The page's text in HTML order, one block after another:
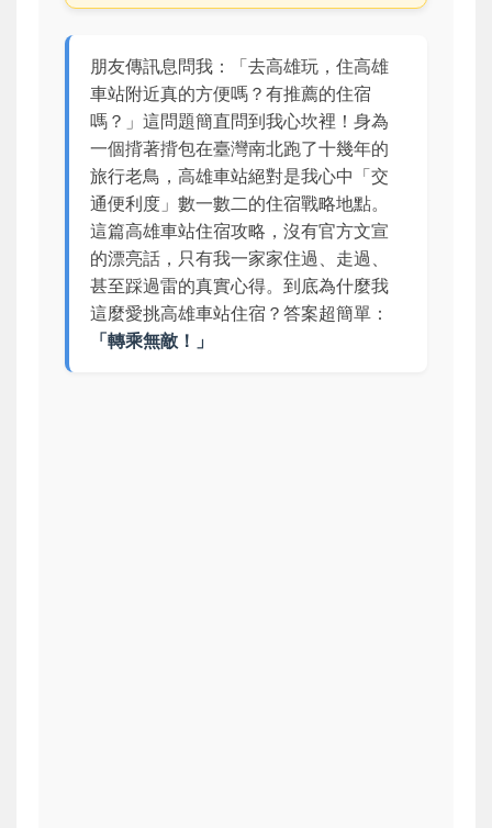
朋友傳訊息問我：「去高雄玩，住高雄
車站附近真的方便嗎？有推薦的住宿
嗎？」這問題簡直問到我心坎裡！身為
一個揹著揹包在臺灣南北跑了十幾年的
旅行老鳥，高雄車站絕對是我心中「交
通便利度」數一數二的住宿戰略地點。
這篇高雄車站住宿攻略，沒有官方文宣
的漂亮話，只有我一家家住過、走過、
甚至踩過雷的真實心得。到底為什麼我
這麼愛挑高雄車站住宿？答案超簡單：
「轉乘無敵！」